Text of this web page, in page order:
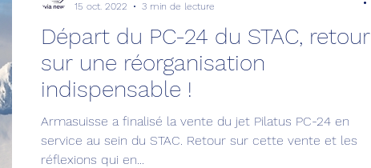
Départ du PC-24 du STAC, retour
sur une réorganisation
indispensable !
Armasuisse a finalisé la vente du jet Pilatus PC-24 en
service au sein du STAC. Retour sur cette vente et les
réflexions qui en...
15 oct. 2022
3 min de lecture